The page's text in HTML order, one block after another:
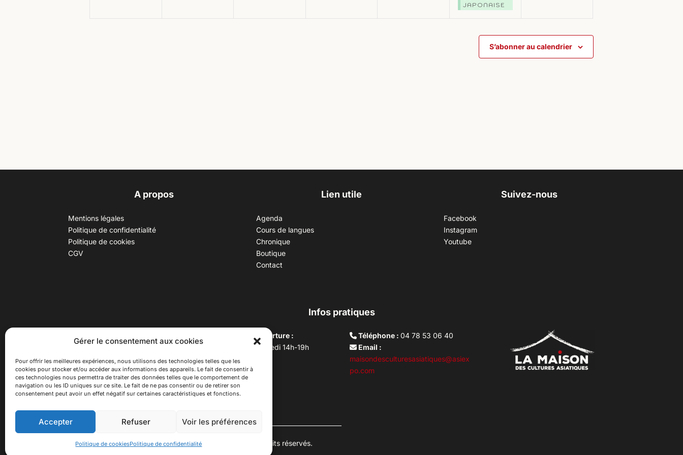
Gérer le consentement aux cookies
Pour offrir les meilleures expériences, nous utilisons des technologies telles que les
cookies pour stocker et/ou accéder aux informations des appareils. Le fait de consentir à
ces technologies nous permettra de traiter des données telles que le comportement de
navigation ou les ID uniques sur ce site. Le fait de ne pas consentir ou de retirer son
consentement peut avoir un effet négatif sur certaines caractéristiques et fonctions.
Accepter Refuser Voir les préférences
Politique de cookiesPolitique de confidentialité
JAPONAISE
S’abonner au calendrier
A propos
Mentions légales
Politique de confidentialité
Politique de cookies
CGV
Lien utile
Agenda
Cours de langues
Chronique
Boutique
Contact
Suivez-nous
Facebook
Instagram
Youtube
Infos pratiques
(adresse postale : 62 rue St
Maximin, 69003 Lyon)
à 100 mètres du métro D Monplaisir
Lumière, T3 Dauphiné Lacassagne,
bus C16 Dr Rebatel
Horaires d’ouverture :
Du mardi au vendredi 14h-19h
Samedi 10h –17h
Fermeture lundi
Téléphone :04 78 53 06 40
Email :
maisondesculturesasiatiques@asiex
po.com
© 2026 Asiexpo — Maison des Cultures Asiatiques. Tous droits réservés.